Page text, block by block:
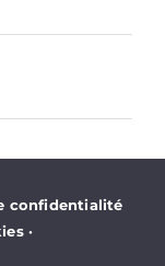
confidentialité
·